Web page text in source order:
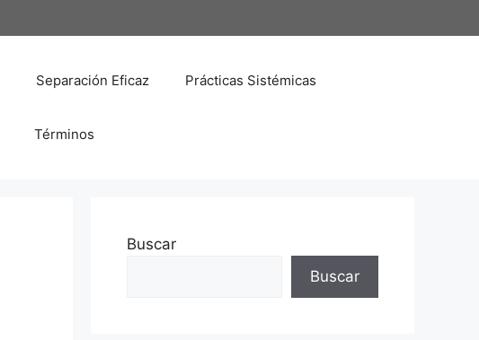
Separación Eficaz Prácticas Sistémicas
Términos
Buscar
Buscar